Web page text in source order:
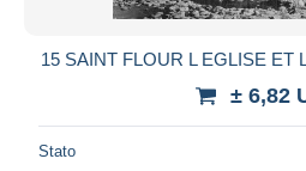
15 SAINT FLOUR L EGLISE ET
± 6,82
Stato